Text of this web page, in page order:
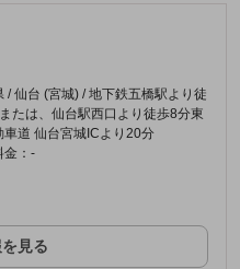
/ 仙台 (宮城) / 地下鉄五橋駅より徒
たは、仙台駅西口より徒歩8分東
車道 仙台宮城ICより20分
金：-
見る